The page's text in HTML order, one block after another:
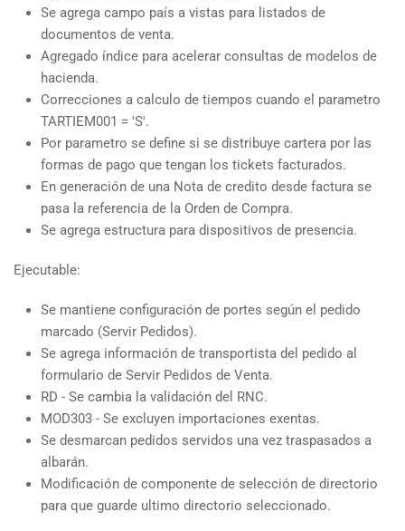
Se agrega campo país a vistas para listados de
documentos de venta.
Agregado índice para acelerar consultas de modelos de
hacienda.
Correcciones a calculo de tiempos cuando el parametro
TARTIEM001 = 'S'.
Por parametro se define si se distribuye cartera por las
formas de pago que tengan los tickets facturados.
En generación de una Nota de credito desde factura se
pasa la referencia de la Orden de Compra.
Se agrega estructura para dispositivos de presencia.
Ejecutable:
Se mantiene configuración de portes según el pedido
marcado (Servir Pedidos).
Se agrega información de transportista del pedido al
formulario de Servir Pedidos de Venta.
RD - Se cambia la validación del RNC.
MOD303 - Se excluyen importaciones exentas.
Se desmarcan pedidos servidos una vez traspasados a
albarán.
Modificación de componente de selección de directorio
para que guarde ultimo directorio seleccionado.